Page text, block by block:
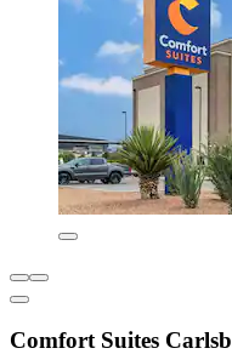
Comfort Suites